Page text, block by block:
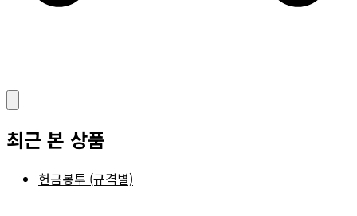
최근 본 상품
헌금봉투 (규격별)